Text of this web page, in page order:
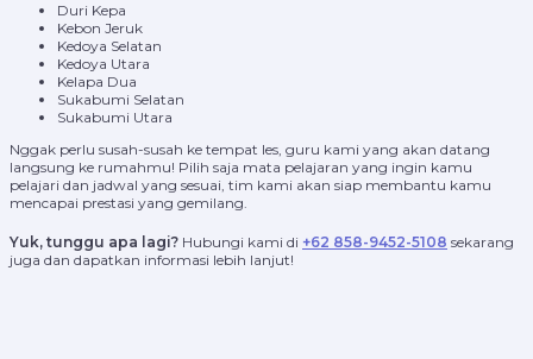
Duri Kepa
Kebon Jeruk
Kedoya Selatan
Kedoya Utara
Kelapa Dua
Sukabumi Selatan
Sukabumi Utara
Nggak perlu susah-susah ke tempat les, guru kami yang akan datang
langsung ke rumahmu! Pilih saja mata pelajaran yang ingin kamu
pelajari dan jadwal yang sesuai, tim kami akan siap membantu kamu
mencapai prestasi yang gemilang.
Yuk, tunggu apa lagi? Hubungi kami di +62 858-9452-5108 sekarang
juga dan dapatkan informasi lebih lanjut!